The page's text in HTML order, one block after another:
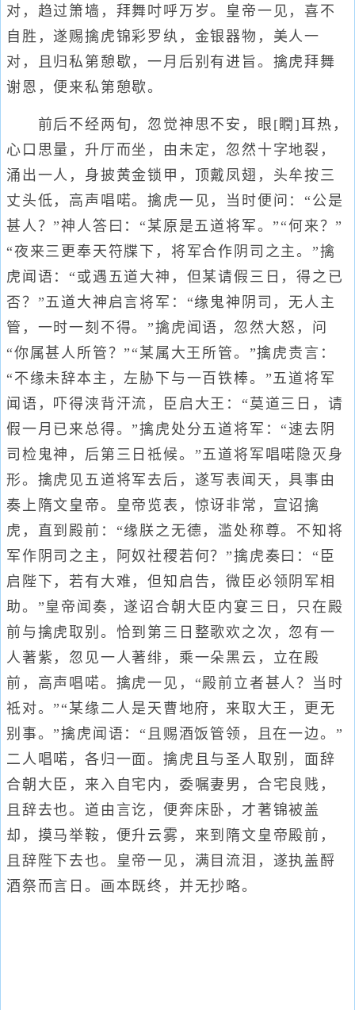
对，趋过箫墙，拜舞吋呼万岁。皇帝一见，喜不
自胜，遂赐擒虎锦彩罗纨，金银器物，美人一
对，且归私第憩歇，一月后别有进旨。擒虎拜舞
谢恩，便来私第憩歇。
前后不经两旬，忽觉神思不安，眼[瞤]耳热，
心口思量，升厅而坐，由未定，忽然十字地裂，
涌出一人，身披黄金锁甲，顶戴凤翅，头牟按三
丈头低，高声唱喏。擒虎一见，当时便问：“公是
甚人？”神人答曰：“某原是五道将军。”“何来？”
“夜来三更奉天符牒下，将军合作阴司之主。”擒
虎闻语：“或遇五道大神，但某请假三日，得之已
否？”五道大神启言将军：“缘鬼神阴司，无人主
管，一时一刻不得。”擒虎闻语，忽然大怒，问
“你属甚人所管？”“某属大王所管。”擒虎责言：
“不缘未辞本主，左胁下与一百铁棒。”五道将军
闻语，吓得浃背汗流，臣启大王：“莫道三日，请
假一月已来总得。”擒虎处分五道将军：“速去阴
司检鬼神，后第三日祗候。”五道将军唱喏隐灭身
形。擒虎见五道将军去后，遂写表闻天，具事由
奏上隋文皇帝。皇帝览表，惊讶非常，宣诏擒
虎，直到殿前：“缘朕之无德，滥处称尊。不知将
军作阴司之主，阿奴社稷若何？”擒虎奏曰：“臣
启陛下，若有大难，但知启告，微臣必领阴军相
助。”皇帝闻奏，遂诏合朝大臣内宴三日，只在殿
前与擒虎取别。恰到第三日整歌欢之次，忽有一
人著紫，忽见一人著绯，乘一朵黑云，立在殿
前，高声唱喏。擒虎一见，“殿前立者甚人？当时
祗对。”“某缘二人是天曹地府，来取大王，更无
别事。”擒虎闻语：“且赐酒饭管领，且在一边。”
二人唱喏，各归一面。擒虎且与圣人取别，面辞
合朝大臣，来入自宅内，委嘱妻男，合宅良贱，
且辞去也。道由言讫，便奔床卧，才著锦被盖
却，摸马举鞍，便升云雾，来到隋文皇帝殿前，
且辞陛下去也。皇帝一见，满目流泪，遂执盖酹
酒祭而言日。画本既终，并无抄略。